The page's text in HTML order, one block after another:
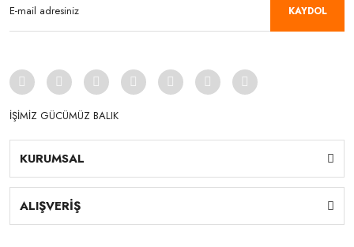
KAYDOL
İŞİMİZ GÜCÜMÜZ BALIK
KURUMSAL
ALIŞVERİŞ